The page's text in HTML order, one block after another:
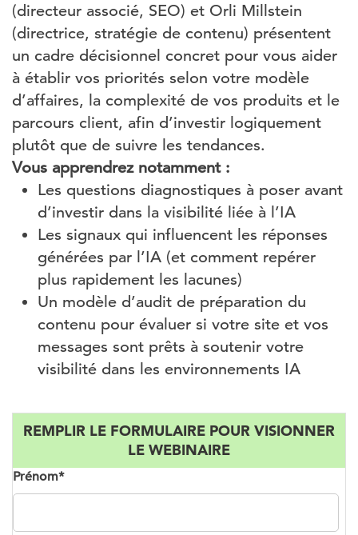
(directeur associé, SEO) et Orli Millstein
(directrice, stratégie de contenu) présentent
un cadre décisionnel concret pour vous aider
à établir vos priorités selon votre modèle
d’affaires, la complexité de vos produits et le
parcours client, afin d’investir logiquement
plutôt que de suivre les tendances.
Vous apprendrez notamment :
Les questions diagnostiques à poser avant
d’investir dans la visibilité liée à l’IA
Les signaux qui influencent les réponses
générées par l’IA (et comment repérer
plus rapidement les lacunes)
Un modèle d’audit de préparation du
contenu pour évaluer si votre site et vos
messages sont prêts à soutenir votre
visibilité dans les environnements IA
REMPLIR LE FORMULAIRE POUR VISIONNER
LE WEBINAIRE
Prénom*